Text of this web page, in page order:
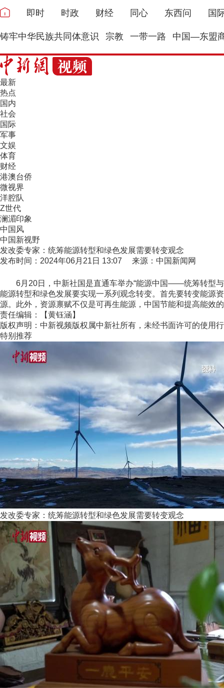
即时 时政 财经 同心 东西问 国
铸牢中华民族共同体意识 宗教 一带一路 中国—东盟
最新
热点
国内
社会
国际
军事
文娱
体育
财经
港澳台侨
微视界
洋腔队
Z世代
澜湄印象
中国风
中国新视野
发改委专家：统筹能源转型和绿色发展需要转变观念
发布时间：2024年06月21日 13:07 来源：中国新闻网
6月20日，中新社国是直通车举办“能源中国——统筹转型与
能源转型和绿色发展要实现一系列观念转变。首先要转变能源
源。此外，资源禀赋不仅是可再生能源，中国节能和提高能效
责任编辑：【黄钰涵】
版权声明：中新视频版权属中新社所有，未经书面许可的使用
特别推荐
发改委专家：统筹能源转型和绿色发展需要转变观念